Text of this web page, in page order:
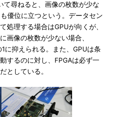
尋ねると、画像の枚数が少な
優位に立つという。データセン
処理する場合はGPUが向くが、
画像の枚数が少ない場合、
に抑えられる。また、GPUは条
するのに対し、FPGAは必ず一
としている。